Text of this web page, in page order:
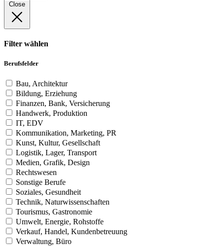
Close
Filter wählen
Berufsfelder
Bau, Architektur
Bildung, Erziehung
Finanzen, Bank, Versicherung
Handwerk, Produktion
IT, EDV
Kommunikation, Marketing, PR
Kunst, Kultur, Gesellschaft
Logistik, Lager, Transport
Medien, Grafik, Design
Rechtswesen
Sonstige Berufe
Soziales, Gesundheit
Technik, Naturwissenschaften
Tourismus, Gastronomie
Umwelt, Energie, Rohstoffe
Verkauf, Handel, Kundenbetreuung
Verwaltung, Büro